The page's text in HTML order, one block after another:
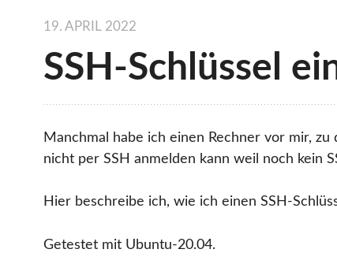
SSH-Schlüssel
19. APRIL 2022
Manchmal habe ich einen Rechner vor mir,
nicht per SSH anmelden kann weil noch kein
Hier beschreibe ich, wie ich einen SSH-
Getestet mit Ubuntu-20.04.